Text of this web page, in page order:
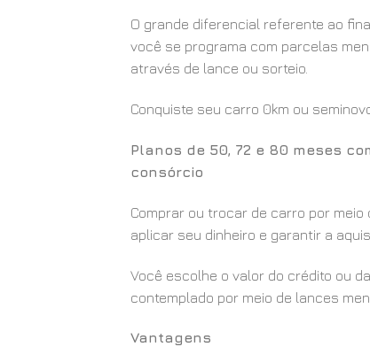
O grande diferencial referente ao
você se programa com parcelas
através de lance ou sorteio.
Conquiste seu carro 0km ou
Planos de 50, 72 e 80 meses
consórcio
Comprar ou trocar de carro por
aplicar seu dinheiro e garantir a
Você escolhe o valor do crédito ou
contemplado por meio de lances
Vantagens